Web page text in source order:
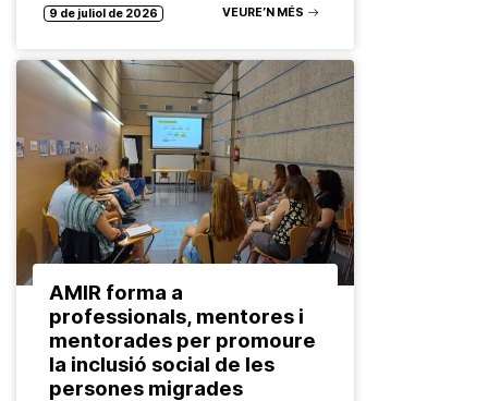
9 de juliol de 2026 VEURE’N MÉS
AMIR forma a
professionals, mentores i
mentorades per promoure
la inclusió social de les
persones migrades